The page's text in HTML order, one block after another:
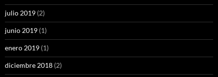
julio 2019 (2)
junio 2019 (1)
enero 2019 (1)
diciembre 2018 (2)